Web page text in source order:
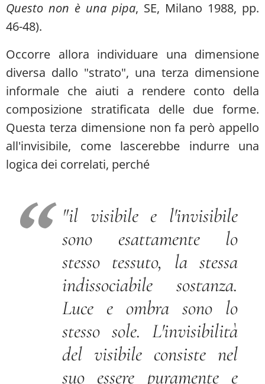
Questo non è una pipa, SE, Milano 1988, pp.
46-48).
Occorre allora individuare una dimensione
diversa dallo "strato", una terza dimensione
informale che aiuti a rendere conto della
composizione stratificata delle due forme.
Questa terza dimensione non fa però appello
all'invisibile, come lascerebbe indurre una
logica dei correlati, perché
"il visibile e l'invisibile
sono esattamente lo
stesso tessuto, la stessa
indissociabile sostanza.
Luce e ombra sono lo
stesso sole. L'invisibilità
del visibile consiste nel
suo essere puramente e